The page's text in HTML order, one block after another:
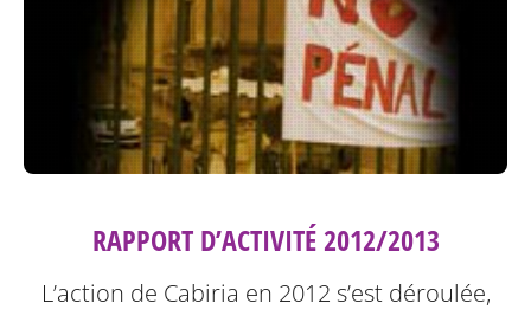
RAPPORT D’ACTIVITÉ 2012/2013
L’action de Cabiria en 2012 s’est déroulée,